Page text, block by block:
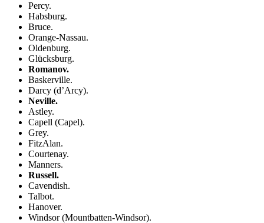
Percy.
Habsburg.
Bruce.
Orange-Nassau.
Oldenburg.
Glücksburg.
Romanov.
Baskerville.
Darcy (d’Arcy).
Neville.
Astley.
Capell (Capel).
Grey.
FitzAlan.
Courtenay.
Manners.
Russell.
Cavendish.
Talbot.
Hanover.
Windsor (Mountbatten-Windsor).